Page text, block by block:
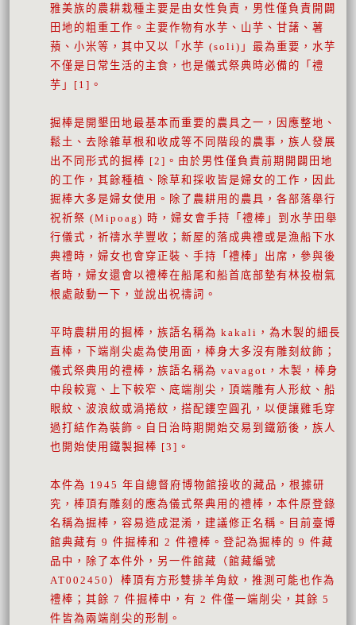
雅美族的農耕栽種主要是由女性負責，男性僅負責開闢
田地的粗重工作。主要作物有水芋、山芋、甘藷、薯
蕷、小米等，其中又以「水芋 (soli)」最為重要，水芋
不僅是日常生活的主食，也是儀式祭典時必備的「禮
芋」[1]。
掘棒是開墾田地最基本而重要的農具之一，因應整地、
鬆土、去除雜草根和收成等不同階段的農事，族人發展
出不同形式的掘棒 [2]。由於男性僅負責前期開闢田地
的工作，其餘種植、除草和採收皆是婦女的工作，因此
掘棒大多是婦女使用。除了農耕用的農具，各部落舉行
祝祈祭 (Mipoag) 時，婦女會手持「禮棒」到水芋田舉
行儀式，祈禱水芋豐收；新屋的落成典禮或是漁船下水
典禮時，婦女也會穿正裝、手持「禮棒」出席，參與後
者時，婦女還會以禮棒在船尾和船首底部墊有林投樹氣
根處敲動一下，並說出祝禱詞。
平時農耕用的掘棒，族語名稱為 kakali，為木製的細長
直棒，下端削尖處為使用面，棒身大多沒有雕刻紋飾；
儀式祭典用的禮棒，族語名稱為 vavagot，木製，棒身
中段較寬、上下較窄、底端削尖，頂端雕有人形紋、船
眼紋、波浪紋或渦捲紋，搭配鏤空圓孔，以便讓雞毛穿
過打結作為裝飾。自日治時期開始交易到鐵筋後，族人
也開始使用鐵製掘棒 [3]。
本件為 1945 年自總督府博物館接收的藏品，根據研
究，棒頂有雕刻的應為儀式祭典用的禮棒，本件原登錄
名稱為掘棒，容易造成混淆，建議修正名稱。目前臺博
館典藏有 9 件掘棒和 2 件禮棒。登記為掘棒的 9 件藏
品中，除了本件外，另一件館藏（館藏編號
AT002450）棒頂有方形雙排羊角紋，推測可能也作為
禮棒；其餘 7 件掘棒中，有 2 件僅一端削尖，其餘 5
件皆為兩端削尖的形制。